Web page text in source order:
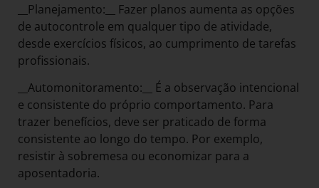
__Planejamento:__ Fazer planos aumenta as opções
de autocontrole em qualquer tipo de atividade,
desde exercícios físicos, ao cumprimento de tarefas
profissionais.
__Automonitoramento:__ É a observação intencional
e consistente do próprio comportamento. Para
trazer benefícios, deve ser praticado de forma
consistente ao longo do tempo. Por exemplo,
resistir à sobremesa ou economizar para a
aposentadoria.